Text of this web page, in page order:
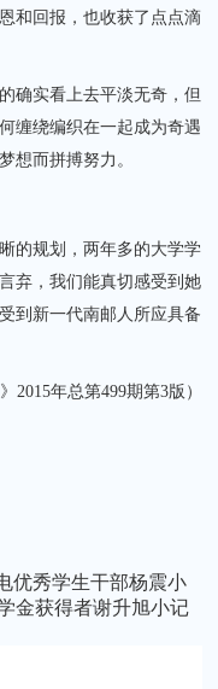
和回报，也收获了点点滴
实看上去平淡无奇，但
缠绕编织在一起成为奇遇
想而拼搏努力。
规划，两年多的大学学
弃，我们能真切感受到她
到新一代南邮人所应具备
2015年总第499期第3版）
秀学生干部杨震小
金获得者谢升旭小记